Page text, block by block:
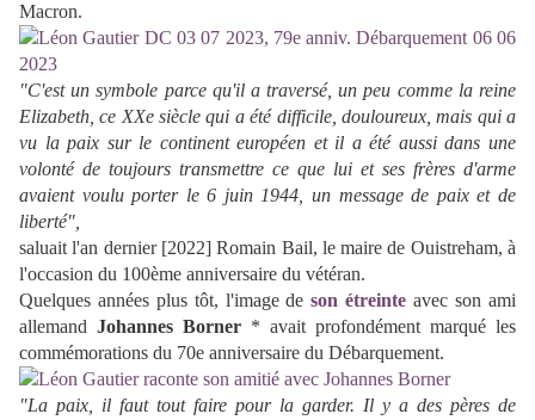
Macron.
"C'est un symbole parce qu'il a traversé, un peu comme la reine
Elizabeth, ce XXe siècle qui a été difficile, douloureux, mais qui a
vu la paix sur le continent européen et il a été aussi dans une
volonté de toujours transmettre ce que lui et ses frères d'arme
avaient voulu porter le 6 juin 1944, un message de paix et de
liberté",
saluait l'an dernier [2022] Romain Bail, le maire de Ouistreham, à
l'occasion du 100ème anniversaire du vétéran.
Quelques années plus tôt, l'image deson étreinte avec son ami
allemand Johannes Borner * avait profondément marqué les
commémorations du 70e anniversaire du Débarquement.
"La paix, il faut tout faire pour la garder. Il y a des pères de